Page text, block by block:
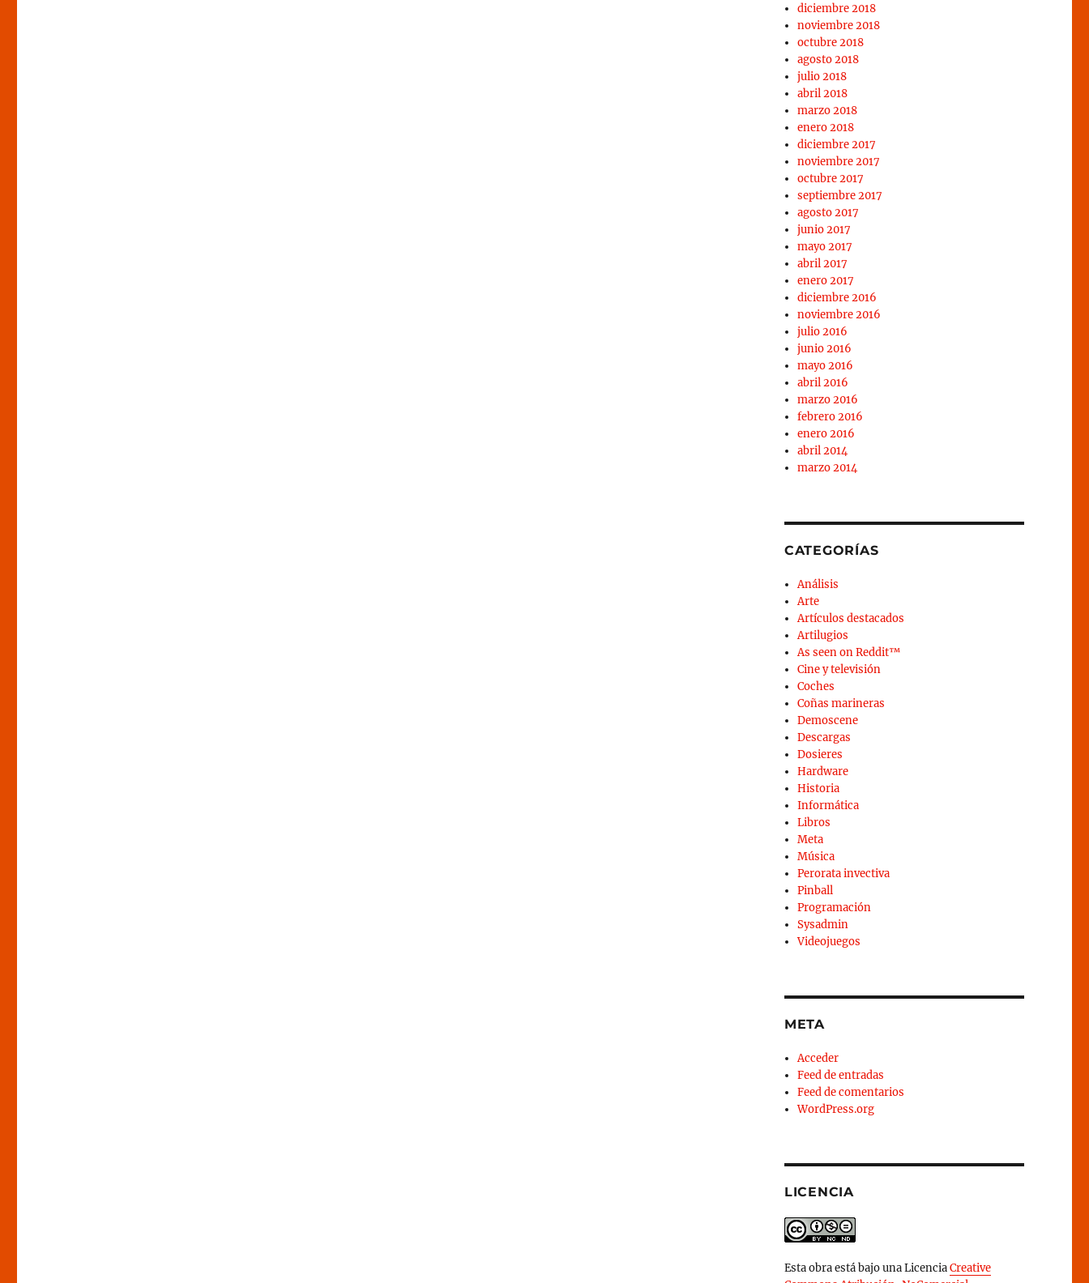
diciembre 2018
noviembre 2018
octubre 2018
agosto 2018
julio 2018
abril 2018
marzo 2018
enero 2018
diciembre 2017
noviembre 2017
octubre 2017
septiembre 2017
agosto 2017
junio 2017
mayo 2017
abril 2017
enero 2017
diciembre 2016
noviembre 2016
julio 2016
junio 2016
mayo 2016
abril 2016
marzo 2016
febrero 2016
enero 2016
abril 2014
marzo 2014
CATEGORÍAS
Análisis
Arte
Artículos destacados
Artilugios
As seen on Reddit™
Cine y televisión
Coches
Coñas marineras
Demoscene
Descargas
Dosieres
Hardware
Historia
Informática
Libros
Meta
Música
Perorata invectiva
Pinball
Programación
Sysadmin
Videojuegos
META
Acceder
Feed de entradas
Feed de comentarios
WordPress.org
LICENCIA
Esta obra está bajo una LicenciaCreative